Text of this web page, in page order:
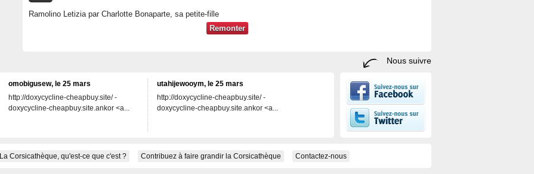
Ramolino Letizia par Charlotte Bonaparte, sa petite-fille
Remonter
omobigusew, le 25 mars
http://doxycycline-cheapbuy.site/ -
doxycycline-cheapbuy.site.ankor <a...
utahijewooym, le 25 mars
http://doxycycline-cheapbuy.site/ -
doxycycline-cheapbuy.site.ankor <a...
Nous suivre
La Corsicathèque, qu'est-ce que c'est ? Contribuez à faire grandir la Corsicathèque Contactez-nous